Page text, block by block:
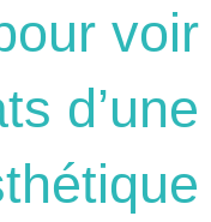
voir
d’une